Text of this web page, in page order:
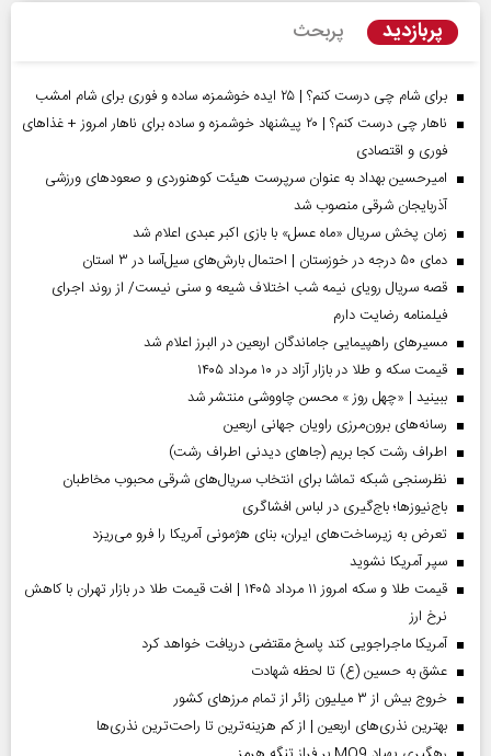
پربازدید پربحث
برای شام چی درست کنم؟ | ۲۵ ایده خوشمزه، ساده و فوری برای شام امشب
ناهار چی درست کنم؟ | ۲۰ پیشنهاد خوشمزه و ساده برای ناهار امروز + غذاهای
فوری و اقتصادی
امیرحسین بهداد به عنوان سرپرست هیئت کوهنوردی و صعودهای ورزشی
آذربایجان شرقی منصوب شد
زمان پخش سریال «ماه عسل» با بازی اکبر عبدی اعلام شد
دمای ۵۰ درجه در خوزستان | احتمال بارش‌های سیل‌آسا در ۳ استان
قصه سریال رویای نیمه شب اختلاف شیعه و سنی نیست/ از روند اجرای
فیلمنامه رضایت دارم
مسیر‌های راهپیمایی جاماندگان اربعین در البرز اعلام شد
قیمت سکه و طلا در بازار آزاد در ۱۰ مرداد ۱۴۰۵
ببینید | «چهل روز » محسن چاووشی منتشر شد
رسانه‌های برون‌مرزی راویان جهانی اربعین
اطراف رشت کجا بریم (جاهای دیدنی اطراف رشت)
نظرسنجی شبکه تماشا برای انتخاب سریال‌های شرقی محبوب مخاطبان
باج‌نیوزها؛ باج‌گیری در لباس افشاگری
تعرض به زیرساخت‌های ایران، بنای هژمونی آمریکا را فرو می‌ریزد
سپر آمریکا نشوید
قیمت طلا و سکه امروز ۱۱ مرداد ۱۴۰۵ | افت قیمت طلا در بازار تهران با کاهش
نرخ ارز
آمریکا ماجراجویی کند پاسخ مقتضی دریافت خواهد کرد
عشق به حسین (ع) تا لحظه شهادت
خروج بیش از ۳ میلیون زائر از تمام مرز‌های کشور
بهترین نذری‌های اربعین | از کم هزینه‌ترین تا راحت‌ترین نذری‌ها